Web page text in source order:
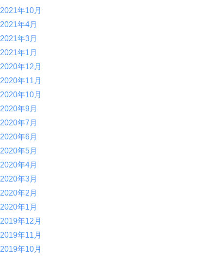
2021年10月
2021年4月
2021年3月
2021年1月
2020年12月
2020年11月
2020年10月
2020年9月
2020年7月
2020年6月
2020年5月
2020年4月
2020年3月
2020年2月
2020年1月
2019年12月
2019年11月
2019年10月